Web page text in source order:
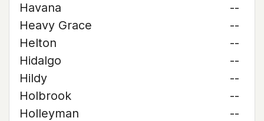
Havana
--
Heavy Grace
--
Helton
--
Hidalgo
--
Hildy
--
Holbrook
--
Holleyman
--